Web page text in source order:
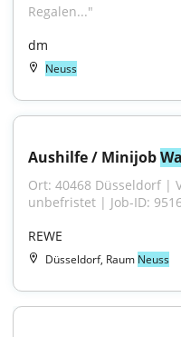
Regalen..."
dm
Neuss
Aushilfe / Minijob
Ort: 40468 Düsseldorf |
unbefristet | Job-ID:
REWE
Düsseldorf, Raum Neuss